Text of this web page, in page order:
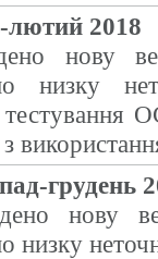
лютий 2018
нову
низку
тестування
з
грудень
нову
низку